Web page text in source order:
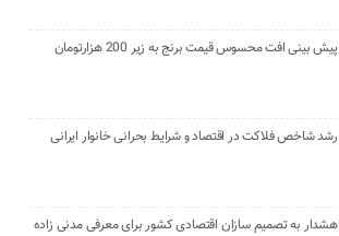
پیش بینی افت محسوس قیمت برنج به زیر 200 هزارتومان
رشد شاخص فلاکت در اقتصاد و شرایط بحرانی خانوار ایرانی
هشدار به تصمیم سازان اقتصادی کشور برای معرفی مدنی زاده